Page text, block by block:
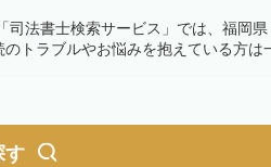
法書士検索サービス」では、福岡県
トラブルやお悩みを抱えている方は
他の相続手続きも任せることが可能
す